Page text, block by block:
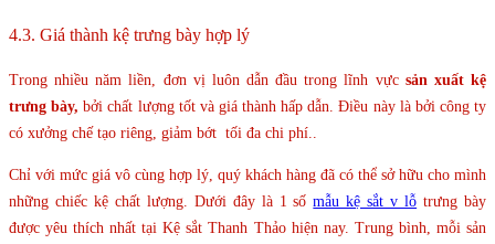
4.3. Giá thành kệ trưng bày hợp lý
Trong nhiều năm liền, đơn vị luôn dẫn đầu trong lĩnh vực sản xuất kệ
trưng bày,bởi chất lượng tốt và giá thành hấp dẫn. Điều này là bởi công ty
có xưởng chế tạo riêng, giảm bớt tối đa chi phí..
Chỉ với mức giá vô cùng hợp lý, quý khách hàng đã có thể sở hữu cho mình
những chiếc kệ chất lượng. Dưới đây là 1 sốmẫu kệ sắt v lỗ trưng bày
được yêu thích nhất tại Kệ sắt Thanh Thảo hiện nay. Trung bình, mỗi sản